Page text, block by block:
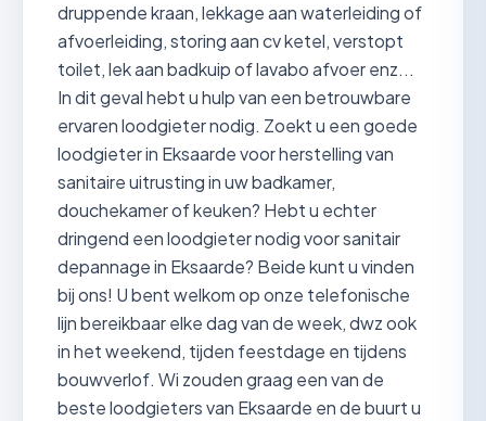
druppende kraan, lekkage aan waterleiding of
afvoerleiding, storing aan cv ketel, verstopt
toilet, lek aan badkuip of lavabo afvoer enz...
In dit geval hebt u hulp van een betrouwbare
ervaren loodgieter nodig. Zoekt u een goede
loodgieter in Eksaarde voor herstelling van
sanitaire uitrusting in uw badkamer,
douchekamer of keuken? Hebt u echter
dringend een loodgieter nodig voor sanitair
depannage in Eksaarde? Beide kunt u vinden
bij ons! U bent welkom op onze telefonische
lijn bereikbaar elke dag van de week, dwz ook
in het weekend, tijden feestdage en tijdens
bouwverlof. Wi zouden graag een van de
beste loodgieters van Eksaarde en de buurt u